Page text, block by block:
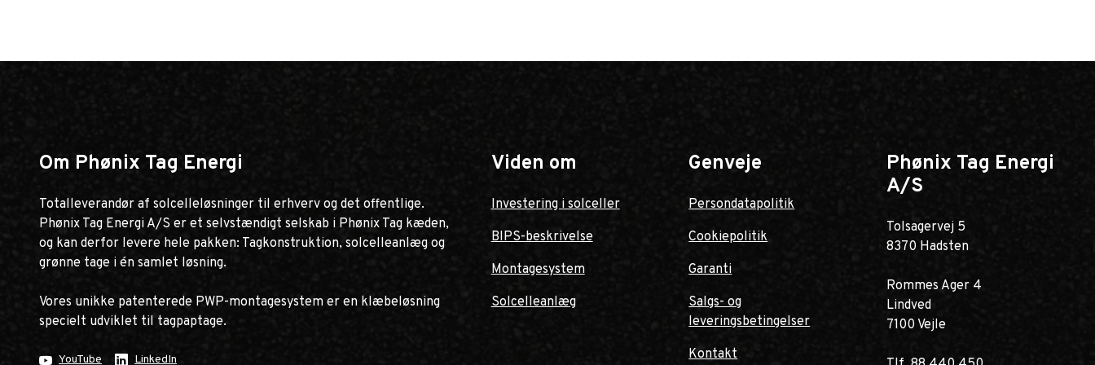
Om Phønix Tag Energi
Totalleverandør af solcelleløsninger til erhverv og det offentlige.
Phønix Tag Energi A/S er et selvstændigt selskab i Phønix Tag kæden,
og kan derfor levere hele pakken: Tagkonstruktion, solcelleanlæg og
grønne tage i én samlet løsning.
Vores unikke patenterede PWP-montagesystem er en klæbeløsning
specielt udviklet til tagpaptage.
YouTube LinkedIn
Viden om
Investering i solceller
BIPS-beskrivelse
Montagesystem
Solcelleanlæg
Genveje
Persondatapolitik
Cookiepolitik
Garanti
Salgs- og
leveringsbetingelser
Kontakt
Phønix Tag Energi
A/S
Tolsagervej 5
8370 Hadsten
Rommes Ager 4
Lindved
7100 Vejle